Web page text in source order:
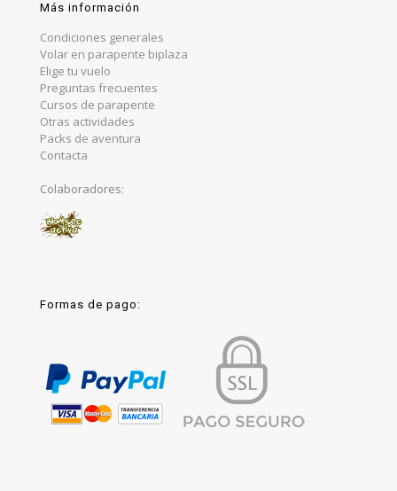
Más información
Condiciones generales
Volar en parapente biplaza
Elige tu vuelo
Preguntas frecuentes
Cursos de parapente
Otras actividades
Packs de aventura
Contacta
Colaboradores:
Formas de pago: